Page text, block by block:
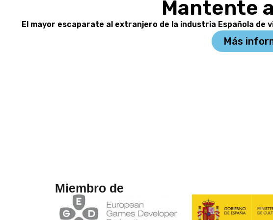
Mantente
El mayor escaparate al extranjero de la industria Española de
Más
Miembro de